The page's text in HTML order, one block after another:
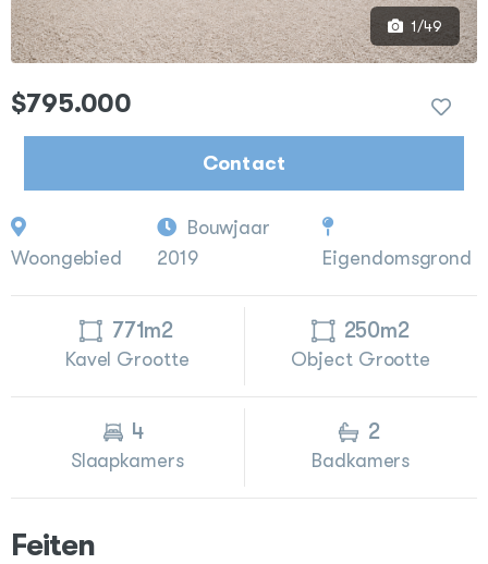
1/49
$795.000
Contact
Woongebied
Bouwjaar
2019
Eigendomsgrond
771m2
Kavel Grootte
250m2
Object Grootte
4
Slaapkamers
2
Badkamers
Feiten